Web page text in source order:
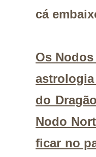
cá
Os
astrologia
do
Nodo
ficar no